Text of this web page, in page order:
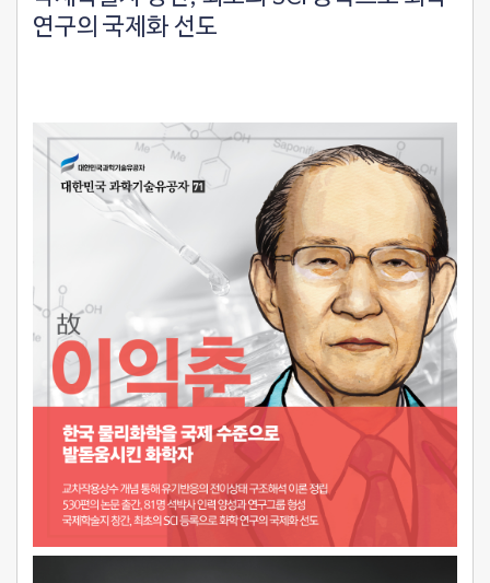
연구의 국제화 선도